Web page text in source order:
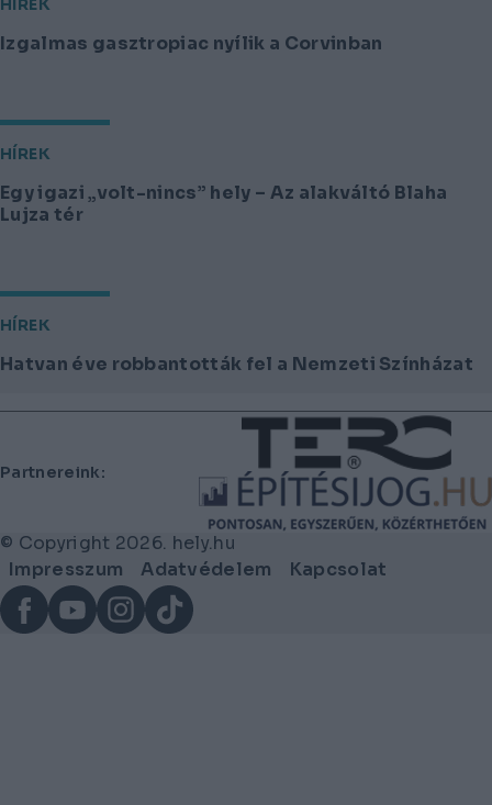
HÍREK
Izgalmas gasztropiac nyílik a Corvinban
HÍREK
Egy igazi „volt-nincs” hely – Az alakváltó Blaha
Lujza tér
HÍREK
Hatvan éve robbantották fel a Nemzeti Színházat
Lábléc
Partnereink:
© Copyright 2026. hely.hu
Lábléc
menü
Impresszum Adatvédelem
Kapcsolat
FacebookYouTubeInstagram